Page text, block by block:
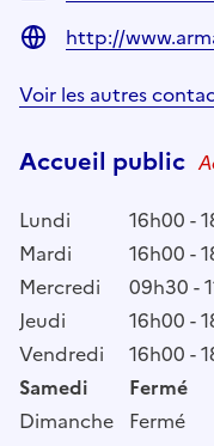
http://
Voir les autres
Accueil public
Lundi
16h00 -
Mardi
16h00 -
Mercredi
09h30 -
Jeudi
16h00 -
Vendredi
16h00 -
Samedi
Fermé
Dimanche Fermé